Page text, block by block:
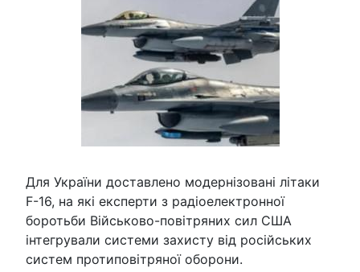
Для України доставлено модернізовані літаки
F-16, на які експерти з радіоелектронної
боротьби Військово-повітряних сил США
інтегрували системи захисту від російських
систем протиповітряної оборони.